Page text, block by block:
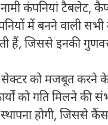
कंपनियां टैबलेट,
में बनने वाली सभी
हैं, जिससे इनकी
सेक्टर को मजबूत करने
को गति मिलने
स्थापना होगी, जिससे